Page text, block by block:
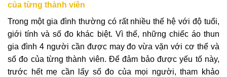
của từng thành viên
Trong một gia đình thường có rất nhiều thế hệ với độ tuổi,
giới tính và số đo khác biệt. Vì thế, những chiếc áo thun
gia đình 4 người cần được may đo vừa vặn với cơ thể và
số đo của từng thành viên. Để đảm bảo được yếu tố này,
trước hết mẹ cần lấy số đo của mọi người, tham khảo